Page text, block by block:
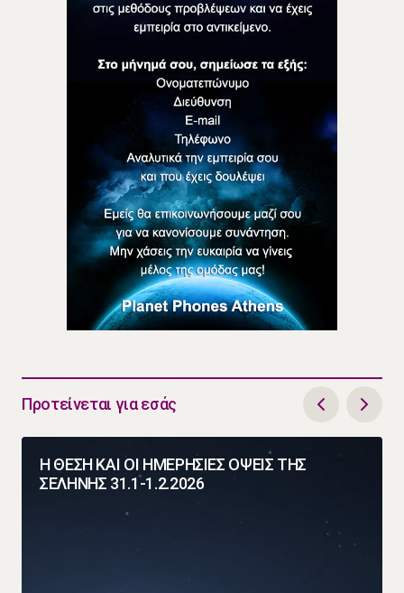
Προτείνεται για εσάς
Η ΘΕΣΗ ΚΑΙ ΟΙ ΗΜΕΡΗΣΙΕΣ ΟΨΕΙΣ ΤΗΣ
ΣΕΛΗΝΗΣ 31.1-1.2.2026